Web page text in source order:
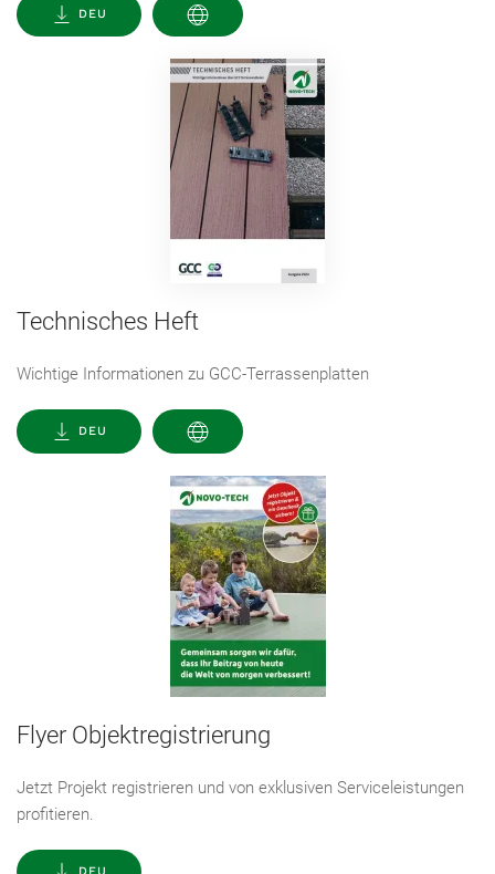
DEU
Technisches Heft
Wichtige Informationen zu GCC-Terrassenplatten
DEU
Flyer Objektregistrierung
Jetzt Projekt registrieren und von exklusiven Serviceleistungen
profitieren.